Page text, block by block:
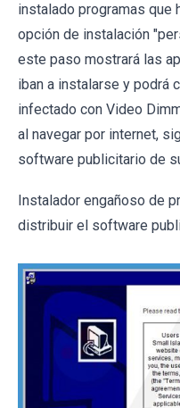
instalado programas que
opción de instalación
este paso mostrará las
iban a instalarse y podrá
infectado con Video
al navegar por internet,
software publicitario de
Instalador engañoso de
distribuir el software